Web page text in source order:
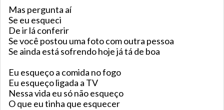
Mas pergunta aí
Se eu esqueci
De ir lá conferir
Se você postou uma foto com outra pessoa
Se ainda está sofrendo hoje já tá de boa
Eu esqueço a comida no fogo
Eu esqueço ligada a TV
Nessa vida eu só não esqueço
O que eu tinha que esquecer